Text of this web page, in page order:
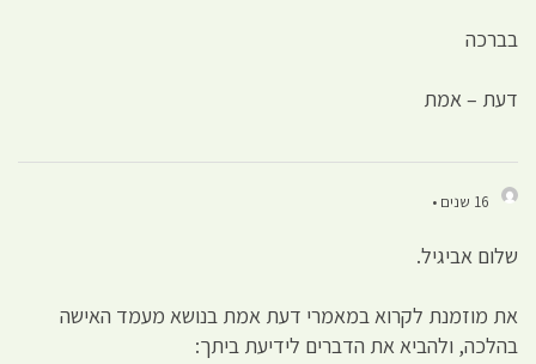
בברכה
דעת – אמת
16 שנים •
שלום אביגיל.
את מוזמנת לקרוא במאמרי דעת אמת בנושא מעמד האישה
בהלכה, ולהביא את הדברים לידיעת ביתך: